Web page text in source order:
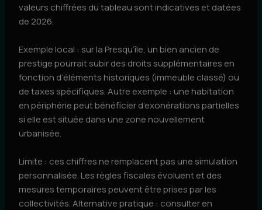
valeurs chiffrées du tableau sont indicatives et datées
de 2026.
Exemple local : sur la Presqu’île, un bien ancien de
prestige pourrait subir des droits supplémentaires en
fonction d’éléments historiques (immeuble classé) ou
de taxes spécifiques. Autre exemple : une habitation
en périphérie peut bénéficier d’exonérations partielles
si elle est située dans une zone nouvellement
urbanisée.
Limite : ces chiffres ne remplacent pas une simulation
personnalisée. Les règles fiscales évoluent et des
mesures temporaires peuvent être prises par les
collectivités. Alternative pratique : consulter en